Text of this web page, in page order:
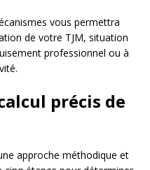
vous permettra
de votre TJM, situation
professionnel ou à
précis de
approche méthodique et